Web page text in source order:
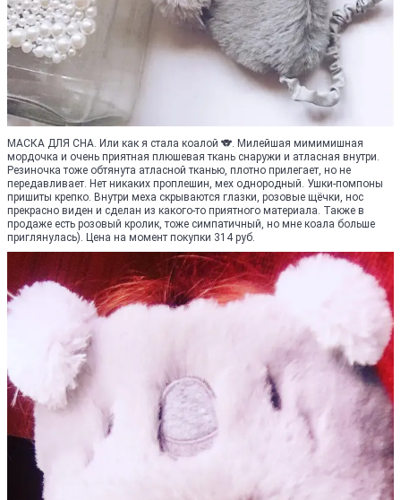
МАСКА ДЛЯ СНА. Или как я стала коалой 🐨. Милейшая мимимишная
мордочка и очень приятная плюшевая ткань снаружи и атласная внутри.
Резиночка тоже обтянута атласной тканью, плотно прилегает, но не
передавливает. Нет никаких проплешин, мех однородный. Ушки-помпоны
пришиты крепко. Внутри меха скрываются глазки, розовые щёчки, нос
прекрасно виден и сделан из какого-то приятного материала. Также в
продаже есть розовый кролик, тоже симпатичный, но мне коала больше
приглянулась). Цена на момент покупки 314 руб.